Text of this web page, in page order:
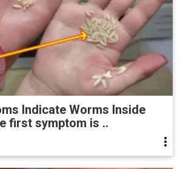
Indicate Worms Inside
first symptom is ..